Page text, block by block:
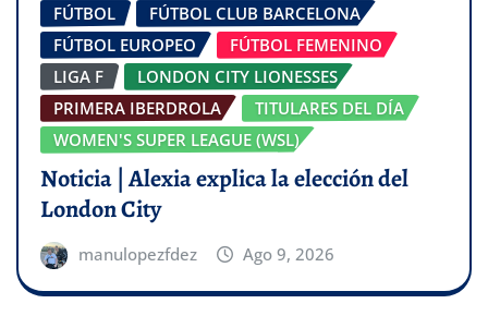
FÚTBOL
FÚTBOL CLUB BARCELONA
FÚTBOL EUROPEO
FÚTBOL FEMENINO
LIGA F
LONDON CITY LIONESSES
PRIMERA IBERDROLA
TITULARES DEL DÍA
WOMEN'S SUPER LEAGUE (WSL)
Noticia | Alexia explica la elección del
London City
manulopezfdez Ago 9, 2026